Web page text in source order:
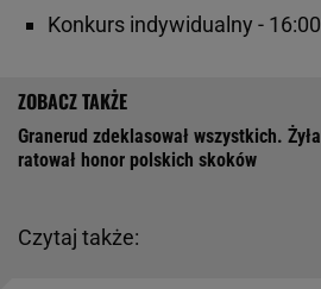
Konkurs indywidualny - 16:00
Czytaj także:
Granerud zdeklasował wszystkich. Żyła
ratował honor polskich skoków